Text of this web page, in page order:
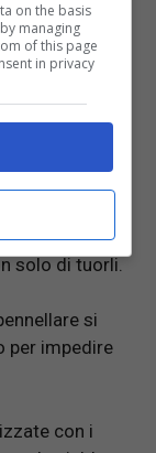
utili per
del
reale
i biscotti
solo di tuorli.
si
per impedire
con i
on the basis
managing
of this page
in privacy